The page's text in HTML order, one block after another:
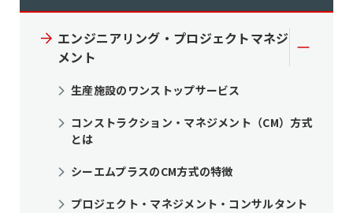
エンジニアリング・プロジェクトマネジ
メント
生産施設のワンストップサービス
コンストラクション・マネジメント（CM）方式
とは
シーエムプラスのCM方式の特徴
プロジェクト・マネジメント・コンサルタント